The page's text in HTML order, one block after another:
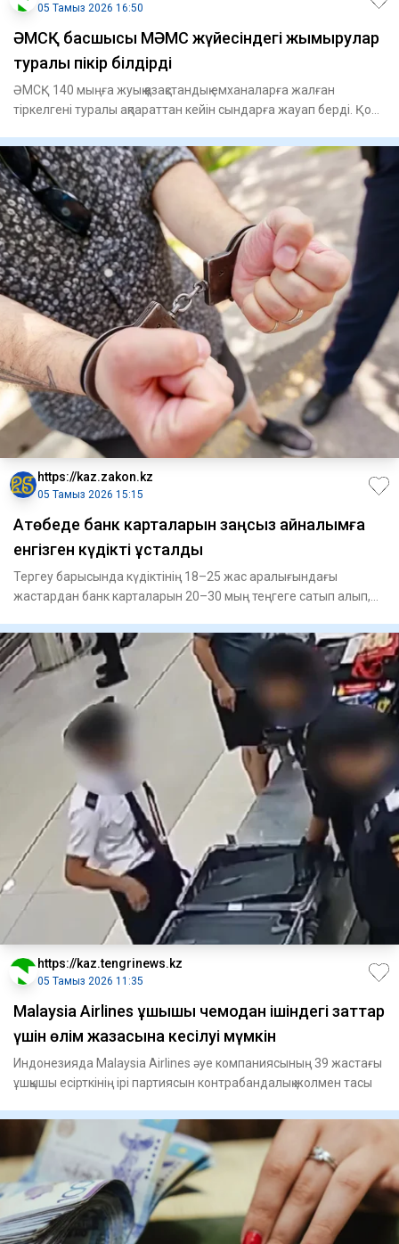
05 Тамыз 2026 16:50
ӘМСҚ басшысы МӘМС жүйесіндегі жымқырулар
туралы пікір білдірді
ӘМСҚ 140 мыңға жуық қазақстандық емханаларға жалған
тіркелгені туралы ақпараттан кейін сындарға жауап берді. Қор
https://kaz.zakon.kz
05 Тамыз 2026 15:15
Ақтөбеде банк карталарын заңсыз айналымға
енгізген күдікті ұсталды
Тергеу барысында күдіктінің 18–25 жас аралығындағы
жастардан банк карталарын 20–30 мың теңгеге сатып алып,
https://kaz.tengrinews.kz
05 Тамыз 2026 11:35
Malaysia Airlines ұшқышы чемодан ішіндегі заттар
үшін өлім жазасына кесілуі мүмкін
Индонезияда Malaysia Airlines әуе компаниясының 39 жастағы
ұшқышы есірткінің ірі партиясын контрабандалық жолмен тасы